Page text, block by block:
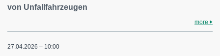
von Unfallfahrzeugen
more
27.04.2026 – 10:00